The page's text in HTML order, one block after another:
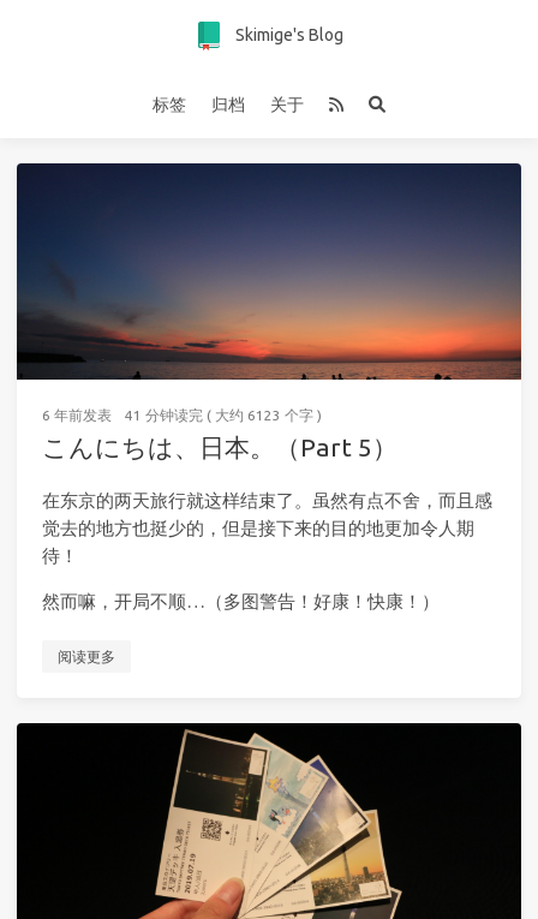
Skimige's Blog
标签 归档 关于
6 年前发表 41 分钟读完 ( 大约 6123 个字 )
こんにちは、日本。（Part 5）
在东京的两天旅行就这样结束了。虽然有点不舍，而且感
觉去的地方也挺少的，但是接下来的目的地更加令人期
待！
然而嘛，开局不顺…（多图警告！好康！快康！）
阅读更多